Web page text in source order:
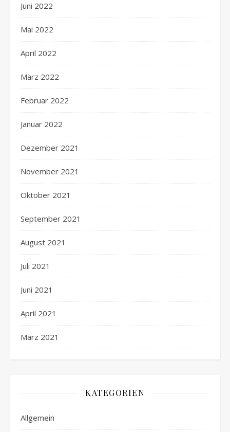
Juni 2022
Mai 2022
April 2022
März 2022
Februar 2022
Januar 2022
Dezember 2021
November 2021
Oktober 2021
September 2021
August 2021
Juli 2021
Juni 2021
April 2021
März 2021
KATEGORIEN
Allgemein